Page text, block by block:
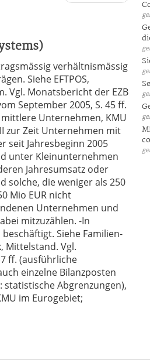
verhältnismässig
Siehe EFTPOS,
Vgl. Monatsbericht der EZB
September 2005, S. 45 ff.
Unternehmen, KMU
zur Zeit Unternehmen mit
seit Jahresbeginn 2005
unter Kleinunternehmen
Jahresumsatz oder
solche, die weniger als 250
Mio EUR nicht
Unternehmen und
mitzuzählen. -In
Siehe Familien-
Mittelstand. Vgl.
ff. (ausführliche
einzelne Bilanzposten
statistische Abgrenzungen),
im Eurogebiet;